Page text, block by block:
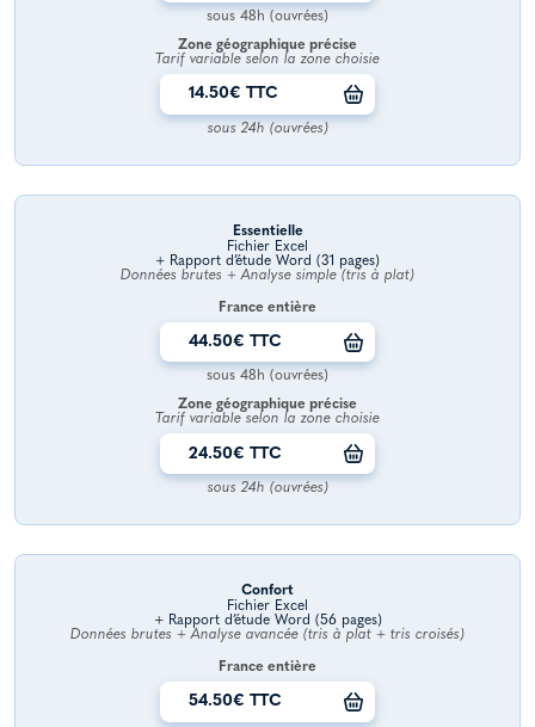
sous 48h (ouvrées)
Zone géographique précise
Tarif variable selon la zone choisie
14.50€ TTC
sous 24h (ouvrées)
Essentielle
Fichier Excel
+ Rapport d’étude Word (31 pages)
Données brutes + Analyse simple (tris à plat)
France entière
44.50€ TTC
sous 48h (ouvrées)
Zone géographique précise
Tarif variable selon la zone choisie
24.50€ TTC
sous 24h (ouvrées)
Confort
Fichier Excel
+ Rapport d’étude Word (56 pages)
Données brutes + Analyse avancée (tris à plat + tris croisés)
France entière
54.50€ TTC